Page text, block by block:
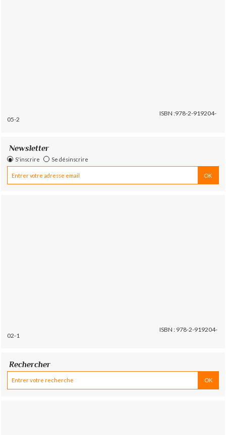
ISBN :978-2-919204-
05-2
Newsletter
S'inscrire Se désinscrire
ISBN : 978-2-919204-
02-1
Rechercher